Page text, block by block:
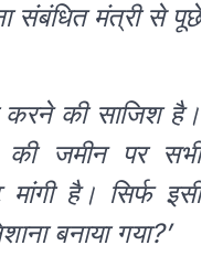
संबंधित मंत्री से पूछे
करने की साजिश है।
जमीन पर सभी
है। सिर्फ इसी
बनाया गया?’